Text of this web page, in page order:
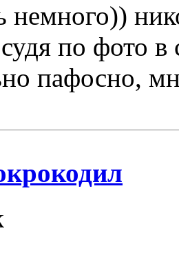
немного))
по фото
пафосно,